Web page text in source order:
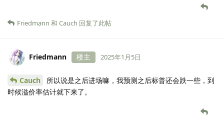
Friedmann 和 Cauch 回复了此帖
Friedmann 楼主 2025年1月5日
Cauch
所以说是之后进场嘛，我预测之后标普还会跌一些，到
时候溢价率估计就下来了。